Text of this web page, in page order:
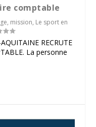
comptable
mission, Le sport en
RECRUTE
La personne